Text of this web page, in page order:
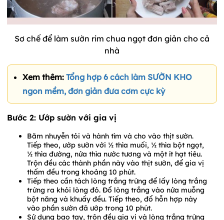
Sơ chế để làm sườn rim chua ngọt đơn giản cho cả
nhà
Xem thêm: Tổng hợp 6 cách làm SƯỜN KHO
ngon mềm, đơn giản đưa cơm cực kỳ
Bước 2: Ướp sườn với gia vị
Băm nhuyễn tỏi và hành tím và cho vào thịt sườn.
Tiếp theo, ướp sườn với ½ thìa muối, ½ thìa bột ngọt,
½ thìa đường, nửa thìa nước tương và một ít hạt tiêu.
Trộn đều các thành phần này vào thịt sườn, để gia vị
thấm đều trong khoảng 10 phút.
Tiếp theo cần tách lòng trắng trứng để lấy lòng trắng
trứng ra khỏi lòng đỏ. Đổ lòng trắng vào nửa muỗng
bột năng và khuấy đều. Tiếp theo, đổ hỗn hợp này
vào phần sườn đã ướp trong 10 phút.
Sử dụng bao tay, trộn đều gia vị và lòng trắng trứng